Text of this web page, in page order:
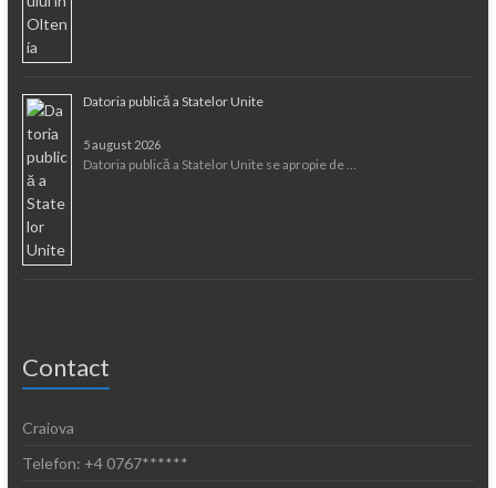
Datoria publică a Statelor Unite
5 august 2026
Datoria publică a Statelor Unite se apropie de …
Contact
Craiova
Telefon: +4 0767******